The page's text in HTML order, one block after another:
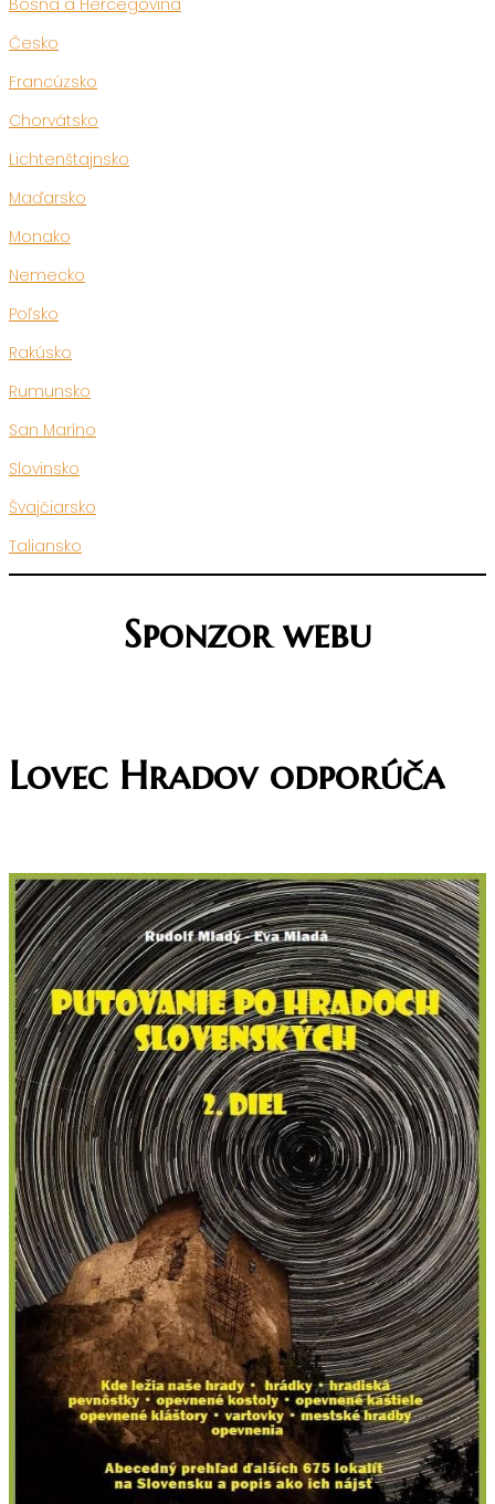
Bosna a Hercegovina
Česko
Francúzsko
Chorvátsko
Lichtenštajnsko
Maďarsko
Monako
Nemecko
Poľsko
Rakúsko
Rumunsko
San Maríno
Slovinsko
Švajčiarsko
Taliansko
Sponzor webu
Lovec Hradov odporúča